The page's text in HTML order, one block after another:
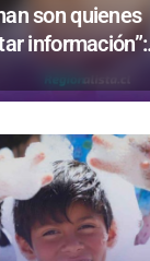
son quienes
información”:
2.0”